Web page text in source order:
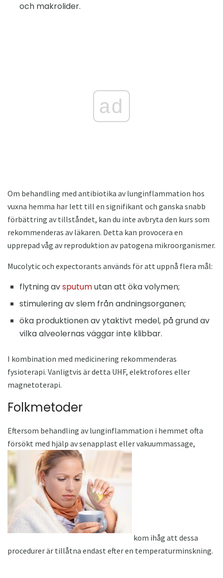
och makrolider.
ad
Om behandling med antibiotika av lunginflammation hos
vuxna hemma har lett till en signifikant och ganska snabb
förbättring av tillståndet, kan du inte avbryta den kurs som
rekommenderas av läkaren. Detta kan provocera en
upprepad våg av reproduktion av patogena mikroorganismer.
Mucolytic och expectorants används för att uppnå flera mål:
flytning avsputumutan att öka volymen;
stimulering av slem från andningsorganen;
öka produktionen av ytaktivt medel, på grund av
vilka alveolernas väggar inte klibbar.
I kombination med medicinering rekommenderas
fysioterapi. Vanligtvis är detta UHF, elektrofores eller
magnetoterapi.
Folkmetoder
Eftersom behandling av lunginflammation i hemmet ofta
försökt med hjälp av senapplast eller vakuummassage,
kom ihåg att dessa
procedurer är tillåtna endast efter en temperaturminskning.